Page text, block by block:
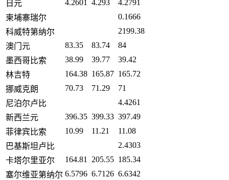
日元
4.2601 4.293
4.2791
柬埔寨瑞尔
0.1666
科威特第纳尔
2199.38
澳门元
83.35 83.74
84
墨西哥比索
38.99 39.77
39.42
林吉特
164.38 165.87 165.72
挪威克朗
70.73 71.29
71
尼泊尔卢比
4.4261
新西兰元
396.35 399.33 397.49
菲律宾比索
10.99 11.21
11.08
巴基斯坦卢比
2.4303
卡塔尔里亚尔
164.81 205.55 185.34
塞尔维亚第纳尔 6.5796 6.7126 6.6342